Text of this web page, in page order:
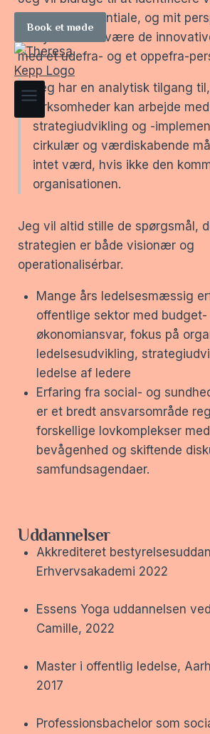
Book et møde
forretningspotentiale, og mit
bestyrelsen vil være de
med et udefra- og et oppefra-
Jeg har en analytisk tilgang
virksomheder kan arbejde med
strategiudvikling og -
cirkulær og værdiskabende
intet værd, hvis ikke den
organisationen.
Jeg vil altid stille de spørgsmål,
strategien er både visionær og
operationalisérbar.
Mange års ledelsesmæssig
offentlige sektor med budget-
økonomiansvar, fokus på
ledelsesudvikling,
ledelse af ledere
Erfaring fra social- og
er et bredt ansvarsområde
forskellige lovkomplekser
bevågenhed og skiftende
samfundsagendaer.
Uddannelser
Akkrediteret
Erhvervsakademi 2022
Essens Yoga uddannelsen
Camille, 2022
Master i offentlig ledelse,
2017
Professionsbachelor som